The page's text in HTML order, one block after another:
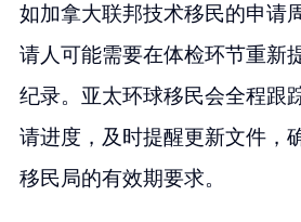
如加拿大联邦技术移民的申请
请人可能需要在体检环节重新
纪录。亚太环球移民会全程跟
请进度，及时提醒更新文件，
移民局的有效期要求。